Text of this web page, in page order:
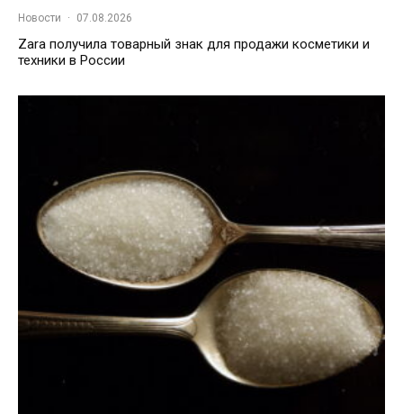
Новости · 07.08.2026
Zara получила товарный знак для продажи косметики и
техники в России